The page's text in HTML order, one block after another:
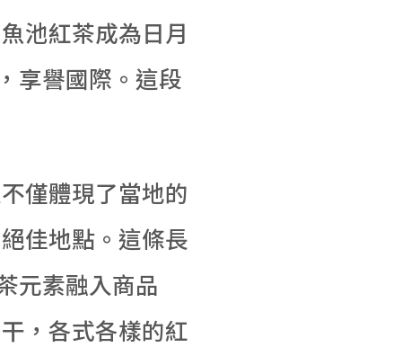
池紅茶成為日月
享譽國際。這段
僅體現了當地的
佳地點。這條長
元素融入商品
，各式各樣的紅